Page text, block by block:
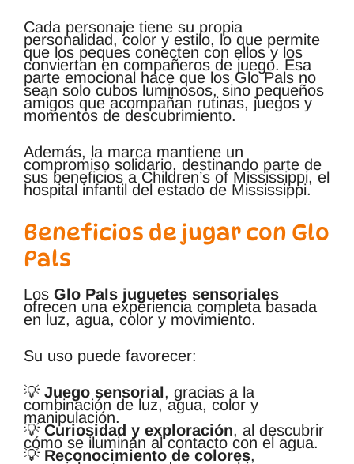
Cada personaje tiene su propia
personalidad, color y estilo, lo que permite
que los peques conecten con ellos y los
conviertan en compañeros de juego. Esa
parte emocional hace que los Glo Pals no
sean solo cubos luminosos, sino pequeños
amigos que acompañan rutinas, juegos y
momentos de descubrimiento.
Además, la marca mantiene un
compromiso solidario, destinando parte de
sus beneficios a Children’s of Mississippi, el
hospital infantil del estado de Mississippi.
Beneficios de jugar con Glo
Pals
Los Glo Pals juguetes sensoriales
ofrecen una experiencia completa basada
en luz, agua, color y movimiento.
Su uso puede favorecer:
💡 Juego sensorial, gracias a la
combinación de luz, agua, color y
manipulación.
💡 Curiosidad y exploración, al descubrir
cómo se iluminan al contacto con el agua.
💡 Reconocimiento de colores,